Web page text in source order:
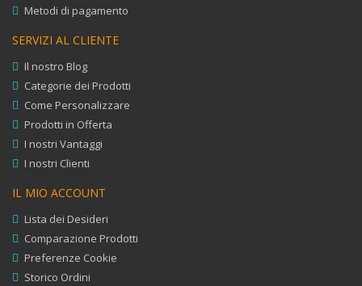
Metodi di pagamento
SERVIZI AL CLIENTE
Il nostro Blog
Categorie dei Prodotti
Come Personalizzare
Prodotti in Offerta
I nostri Vantaggi
I nostri Clienti
IL MIO ACCOUNT
Lista dei Desideri
Comparazione Prodotti
Preferenze Cookie
Storico Ordini